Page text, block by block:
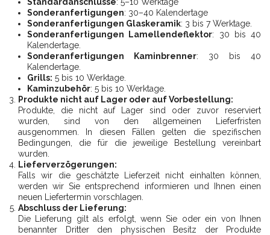
Sonderanfertigungen: 30–40 Kalendertage
Sonderanfertigungen Glaskeramik: 3 bis 7 Werktage.
Sonderanfertigungen Lamellendeflektor: 30 bis 40
Kalendertage.
Sonderanfertigungen Kaminbrenner: 30 bis 40
Kalendertage.
Grills: 5 bis 10 Werktage.
Kaminzubehör: 5 bis 10 Werktage.
Produkte nicht auf Lager oder auf Vorbestellung:
Produkte, die nicht auf Lager sind oder zuvor reserviert
wurden, sind von den allgemeinen Lieferfristen
ausgenommen. In diesen Fällen gelten die spezifischen
Bedingungen, die für die jeweilige Bestellung vereinbart
wurden.
Lieferverzögerungen:
Falls wir die geschätzte Lieferzeit nicht einhalten können,
werden wir Sie entsprechend informieren und Ihnen einen
neuen Liefertermin vorschlagen.
Abschluss der Lieferung:
Die Lieferung gilt als erfolgt, wenn Sie oder ein von Ihnen
benannter Dritter den physischen Besitz der Produkte